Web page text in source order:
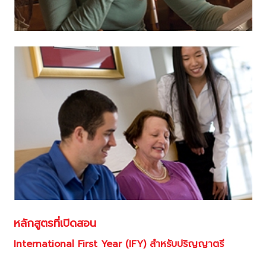
หลักสูตรที่เปิดสอน
International First Year (IFY) สำหรับปริญญาตรี